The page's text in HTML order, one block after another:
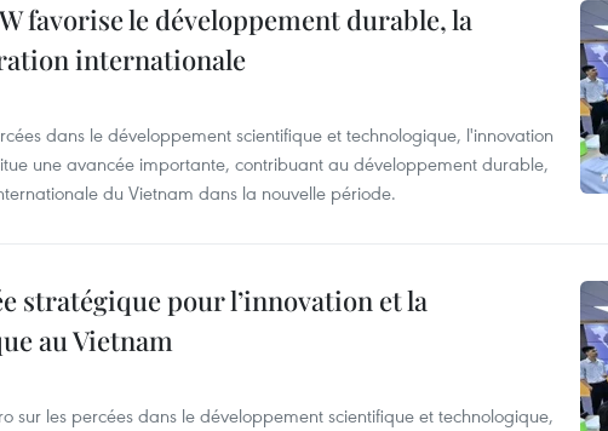
favorise le développement durable, la
internationale
dans le développement scientifique et technologique, l'innovation
une avancée importante, contribuant au développement durable,
du Vietnam dans la nouvelle période.
stratégique pour l’innovation et la
au Vietnam
sur les percées dans le développement scientifique et technologique,